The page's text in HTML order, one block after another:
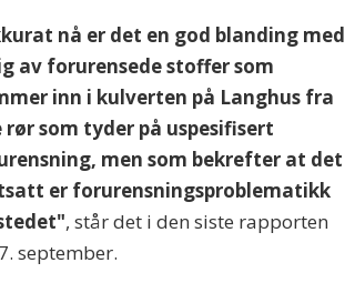
nå er det en god blanding med
av forurensede stoffer som
inn i kulverten på Langhus fra
rør som tyder på uspesifisert
men som bekrefter at det
er forurensningsproblematikk
, står det i den siste rapporten
september.